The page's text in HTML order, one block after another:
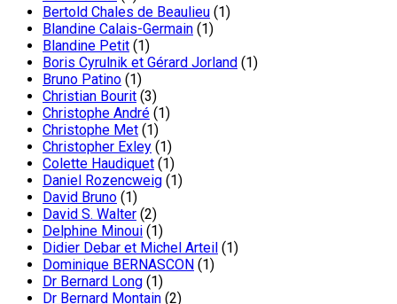
Bertold Chales de Beaulieu (1)
Blandine Calais-Germain (1)
Blandine Petit (1)
Boris Cyrulnik et Gérard Jorland (1)
Bruno Patino (1)
Christian Bourit (3)
Christophe André (1)
Christophe Met (1)
Christopher Exley (1)
Colette Haudiquet (1)
Daniel Rozencweig (1)
David Bruno (1)
David S. Walter (2)
Delphine Minoui (1)
Didier Debar et Michel Arteil (1)
Dominique BERNASCON (1)
Dr Bernard Long (1)
Dr Bernard Montain (2)